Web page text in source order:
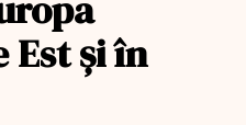
Est și în